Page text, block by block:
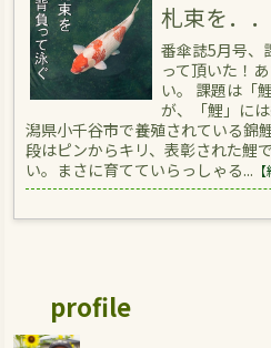
札束を．．
番傘誌5月号、
って頂いた！
い。 課題は「
が、「鯉」に
潟県小千谷市で養殖されている錦
段はピンからキリ、表彰された鯉
い。まさに育てていらっしゃる...
profile